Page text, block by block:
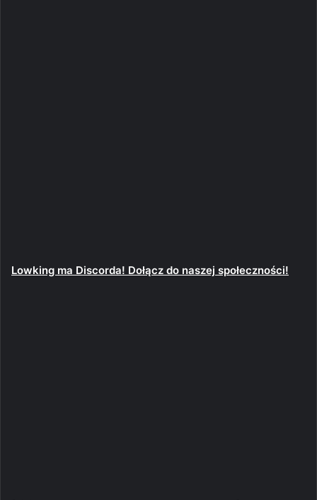
Lowking ma Discorda! Dołącz do naszej społeczności!